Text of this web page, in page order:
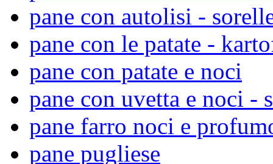
pane con autolisi -
pane con le patate -
pane con patate e noci
pane con uvetta e noci -
pane farro noci e
pane pugliese